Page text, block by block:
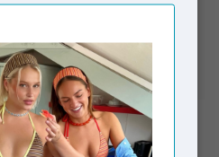
MODSTRÖM
NaomaMD Solid Shorts
Vintage Blue